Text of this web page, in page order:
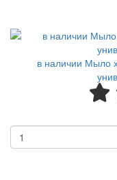
в наличии Мыло